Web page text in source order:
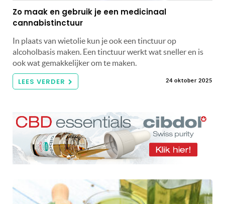
Zo maak en gebruik je een medicinaal
cannabistinctuur
In plaats van wietolie kun je ook een tinctuur op
alcoholbasis maken. Een tinctuur werkt wat sneller en is
ook wat gemakkelijker om te maken.
LEES VERDER 24 oktober 2025